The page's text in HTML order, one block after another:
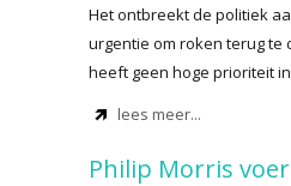
Het ontbreekt de politiek
urgentie om roken terug te
heeft geen hoge prioriteit
lees meer...
Philip Morris